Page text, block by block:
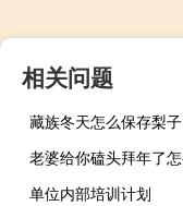
相关问题
藏族冬天怎么保存梨子
老婆给你磕头拜年了
单位内部培训计划